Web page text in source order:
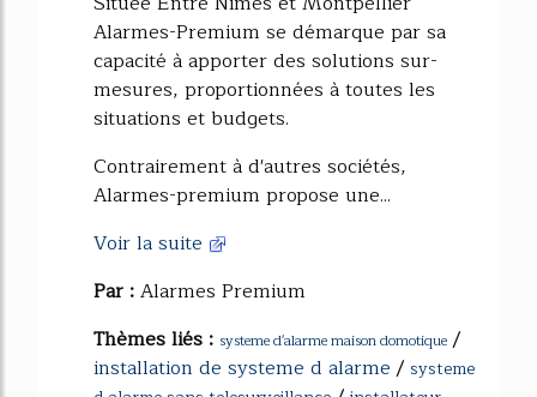
Alarmes-Premium se démarque par sa
capacité à apporter des solutions sur-
mesures, proportionnées à toutes les
situations et budgets.
Contrairement à d'autres sociétés,
Alarmes-premium propose une...
Voir la suite
Par :Alarmes Premium
Thèmes liés : systeme d'alarme maison domotique /
installation de systeme d alarme/ systeme